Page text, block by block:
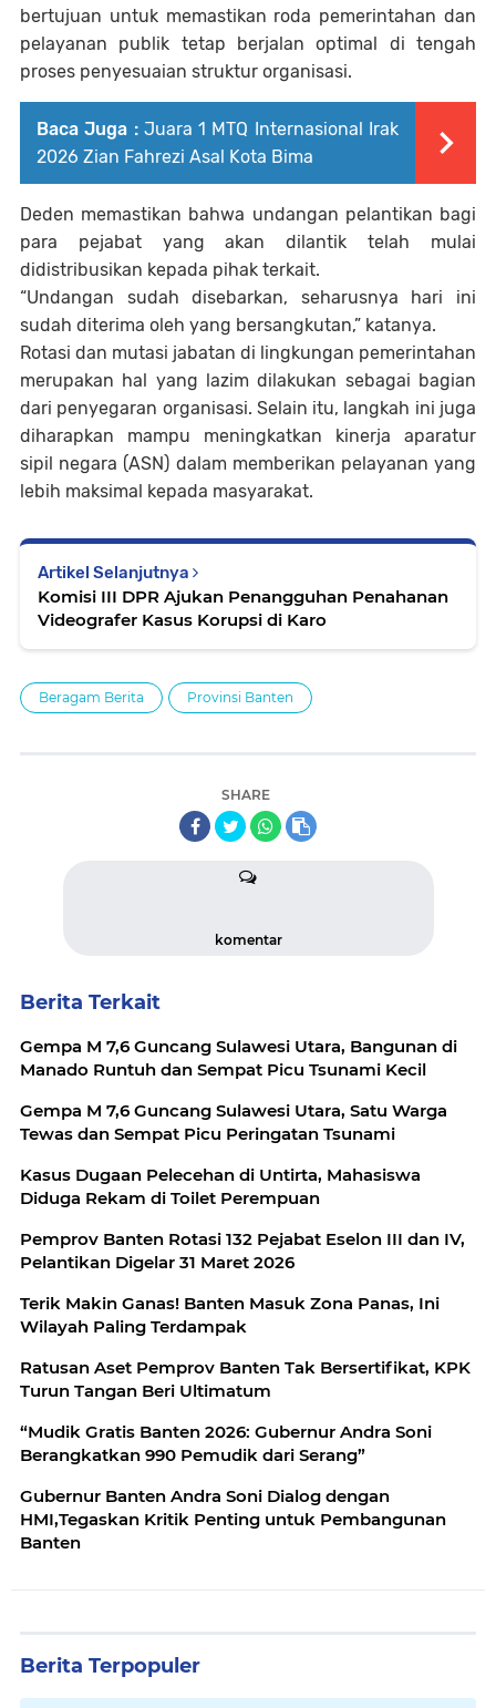
bertujuan untuk memastikan roda pemerintahan dan
pelayanan publik tetap berjalan optimal di tengah
proses penyesuaian struktur organisasi.
Baca Juga : Juara 1 MTQ Internasional Irak
2026 Zian Fahrezi Asal Kota Bima
Deden memastikan bahwa undangan pelantikan bagi
para pejabat yang akan dilantik telah mulai
didistribusikan kepada pihak terkait.
“Undangan sudah disebarkan, seharusnya hari ini
sudah diterima oleh yang bersangkutan,” katanya.
Rotasi dan mutasi jabatan di lingkungan pemerintahan
merupakan hal yang lazim dilakukan sebagai bagian
dari penyegaran organisasi. Selain itu, langkah ini juga
diharapkan mampu meningkatkan kinerja aparatur
sipil negara (ASN) dalam memberikan pelayanan yang
lebih maksimal kepada masyarakat.
Artikel Selanjutnya
Komisi III DPR Ajukan Penangguhan Penahanan
Videografer Kasus Korupsi di Karo
Beragam Berita Provinsi Banten
SHARE
komentar
Berita Terkait
Gempa M 7,6 Guncang Sulawesi Utara, Bangunan di
Manado Runtuh dan Sempat Picu Tsunami Kecil
Gempa M 7,6 Guncang Sulawesi Utara, Satu Warga
Tewas dan Sempat Picu Peringatan Tsunami
Kasus Dugaan Pelecehan di Untirta, Mahasiswa
Diduga Rekam di Toilet Perempuan
Pemprov Banten Rotasi 132 Pejabat Eselon III dan IV,
Pelantikan Digelar 31 Maret 2026
Terik Makin Ganas! Banten Masuk Zona Panas, Ini
Wilayah Paling Terdampak
Ratusan Aset Pemprov Banten Tak Bersertifikat, KPK
Turun Tangan Beri Ultimatum
“Mudik Gratis Banten 2026: Gubernur Andra Soni
Berangkatkan 990 Pemudik dari Serang”
Gubernur Banten Andra Soni Dialog dengan
HMI,Tegaskan Kritik Penting untuk Pembangunan
Banten
Berita Terpopuler